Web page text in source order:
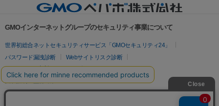
GMOインターネットグループのセキュリティ事業について
世界初総合ネットセキュリティサービス「GMOセキュリティ24」
パスワード漏洩診断
Webサイトリスク診断
セキュリティ相談AIチャットボット
実在証明・盗聴対策
サイバー攻撃対策（GMOサイバーセキュリティ byイエラエ）